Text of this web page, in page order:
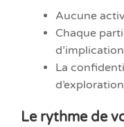
Aucune
Chaque
La
Le rythme de